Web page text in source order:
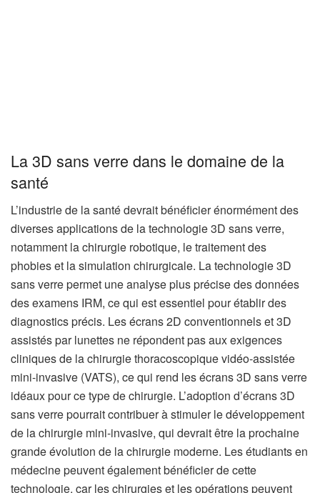
La 3D sans verre dans le domaine de la
santé
L’industrie de la santé devrait bénéficier énormément des
diverses applications de la technologie 3D sans verre,
notamment la chirurgie robotique, le traitement des
phobies et la simulation chirurgicale. La technologie 3D
sans verre permet une analyse plus précise des données
des examens IRM, ce qui est essentiel pour établir des
diagnostics précis. Les écrans 2D conventionnels et 3D
assistés par lunettes ne répondent pas aux exigences
cliniques de la chirurgie thoracoscopique vidéo-assistée
mini-invasive (VATS), ce qui rend les écrans 3D sans verre
idéaux pour ce type de chirurgie. L’adoption d’écrans 3D
sans verre pourrait contribuer à stimuler le développement
de la chirurgie mini-invasive, qui devrait être la prochaine
grande évolution de la chirurgie moderne. Les étudiants en
médecine peuvent également bénéficier de cette
technologie, car les chirurgies et les opérations peuvent